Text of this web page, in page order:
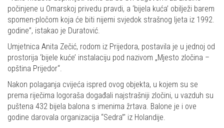
počinjene u Omarskoj privedu pravdi, a ‘bijela kuća’ obilježi barem
spomen-pločom koja će biti nijemi svjedok strašnog ljeta iz 1992.
godine”, istakao je Duratović.
Umjetnica Anita Zečić, rodom iz Prijedora, postavila je u jednoj od
prostorija ‘bijele kuće’ instalaciju pod nazivom „Mjesto zločina –
opština Prijedor“.
Nakon polaganja cvijeća ispred ovog objekta, u kojem su se
prema riječima logoraša događali najstrašniji zločini, u vazduh su
puštena 432 bijela balona s imenima žrtava. Balone je i ove
godine darovala organizacija “Sedra”' iz Holandije.